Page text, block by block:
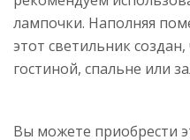
лампочки. Наполняя
этот светильник
гостиной, спальне или
Вы можете приобрести